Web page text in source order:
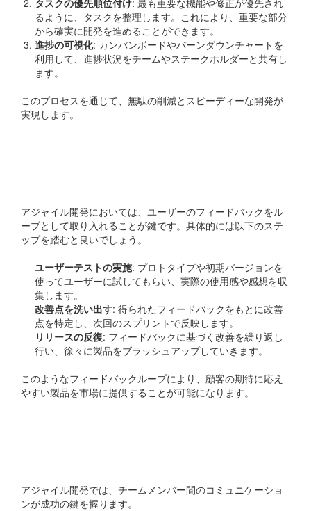
るように、タスクを整理します。これにより、重要な部分
から確実に開発を進めることができます。
進捗の可視化: カンバンボードやバーンダウンチャートを
利用して、進捗状況をチームやステークホルダーと共有し
ます。
このプロセスを通じて、無駄の削減とスピーディーな開発が
実現します。
アジャイル開発においては、ユーザーのフィードバックをル
ープとして取り入れることが鍵です。具体的には以下のステ
ップを踏むと良いでしょう。
ユーザーテストの実施: プロトタイプや初期バージョンを
使ってユーザーに試してもらい、実際の使用感や感想を収
集します。
改善点を洗い出す: 得られたフィードバックをもとに改善
点を特定し、次回のスプリントで反映します。
リリースの反復: フィードバックに基づく改善を繰り返し
行い、徐々に製品をブラッシュアップしていきます。
このようなフィードバックループにより、顧客の期待に応え
やすい製品を市場に提供することが可能になります。
アジャイル開発では、チームメンバー間のコミュニケーショ
ンが成功の鍵を握ります。